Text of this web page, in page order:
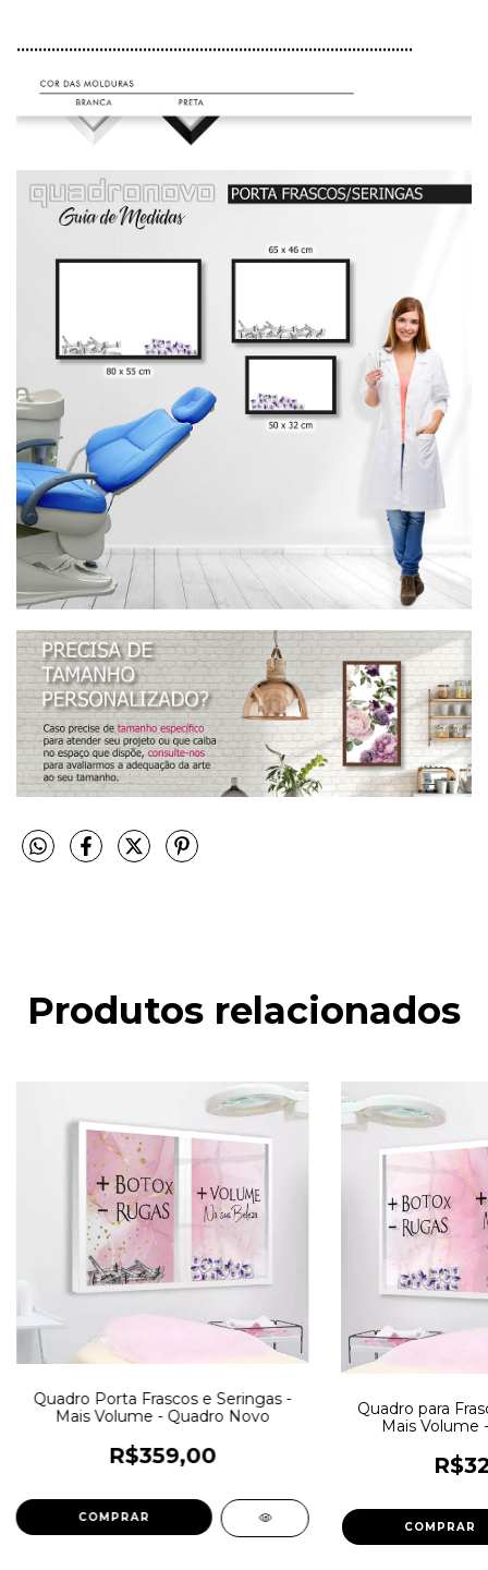
...........................................................................................
Produtos relacionados
Quadro Porta Frascos e Seringas -
Mais Volume - Quadro Novo
R$359,00
COMPRAR
Quadro para
Mais Volume
COMPRAR